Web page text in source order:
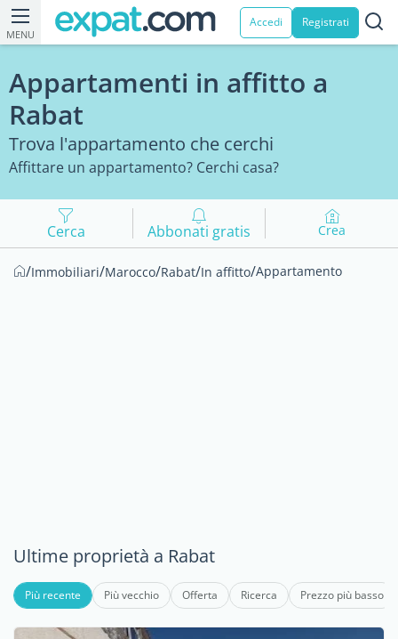
MENU
Accedi Registrati
Appartamenti in affitto a
Rabat
Trova l'appartamento che cerchi
Affittare un appartamento? Cerchi casa?
Cerca Abbonati gratis Crea
/Immobiliari/Marocco/Rabat/In affitto/Appartamento
Ultime proprietà a Rabat
Più recente Più vecchio Offerta Ricerca Prezzo più basso